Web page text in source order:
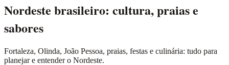
Nordeste brasileiro: cultura, praias e
sabores
Fortaleza, Olinda, João Pessoa, praias, festas e culinária: tudo para
planejar e entender o Nordeste.